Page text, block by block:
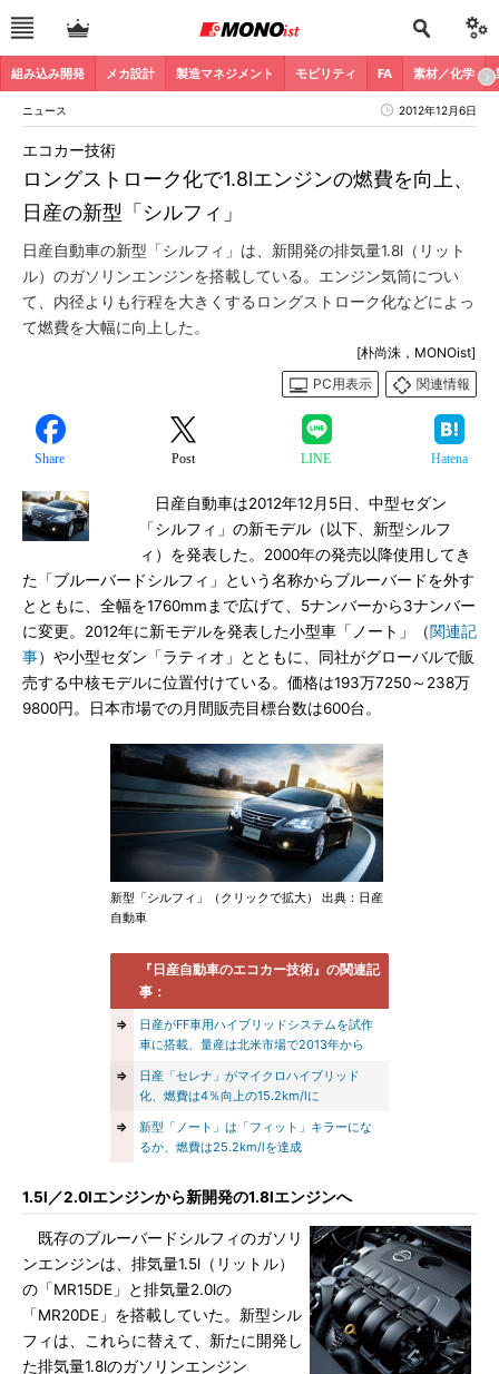
組み込み開発 メカ設計 製造マネジメント モビリティ FA 素材／化学
ニュース 2012年12月6日
ロングストローク化で1.8lエンジンの燃費を向上、
日産の新型「シルフィ」
エコカー技術
日産自動車の新型「シルフィ」は、新開発の排気量1.8l（リット
ル）のガソリンエンジンを搭載している。エンジン気筒につい
て、内径よりも行程を大きくするロングストローク化などによっ
て燃費を大幅に向上した。
[朴尚洙，MONOist]
PC用表示
関連情報
Share Post LINE Hatena
日産自動車は2012年12月5日、中型セダン
「シルフィ」の新モデル（以下、新型シルフ
ィ）を発表した。2000年の発売以降使用してき
た「ブルーバードシルフィ」という名称からブルーバードを外す
とともに、全幅を1760mmまで広げて、5ナンバーから3ナンバー
に変更。2012年に新モデルを発表した小型車「ノート」（関連記
事）や小型セダン「ラティオ」とともに、同社がグローバルで販
売する中核モデルに位置付けている。価格は193万7250～238万
9800円。日本市場での月間販売目標台数は600台。
新型「シルフィ」（クリックで拡大） 出典：日産
自動車
『日産自動車のエコカー技術』の関連記
事：
⇒
日産がFF車用ハイブリッドシステムを試作
車に搭載、量産は北米市場で2013年から
⇒
日産「セレナ」がマイクロハイブリッド
化、燃費は4％向上の15.2km/lに
⇒
新型「ノート」は「フィット」キラーにな
るか、燃費は25.2km/lを達成
1.5l／2.0lエンジンから新開発の1.8lエンジンへ
既存のブルーバードシルフィのガソリ
ンエンジンは、排気量1.5l（リットル）
の「MR15DE」と排気量2.0lの
「MR20DE」を搭載していた。新型シル
フィは、これらに替えて、新たに開発し
た排気量1.8lのガソリンエンジン